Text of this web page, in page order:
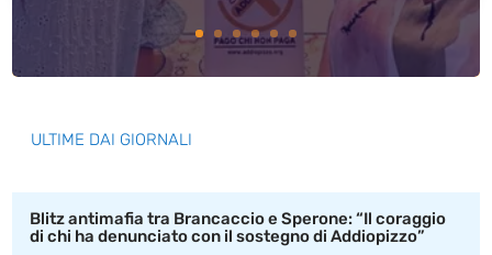
ULTIME DAI GIORNALI
Blitz antimafia tra Brancaccio e Sperone: “Il coraggio
di chi ha denunciato con il sostegno di Addiopizzo”